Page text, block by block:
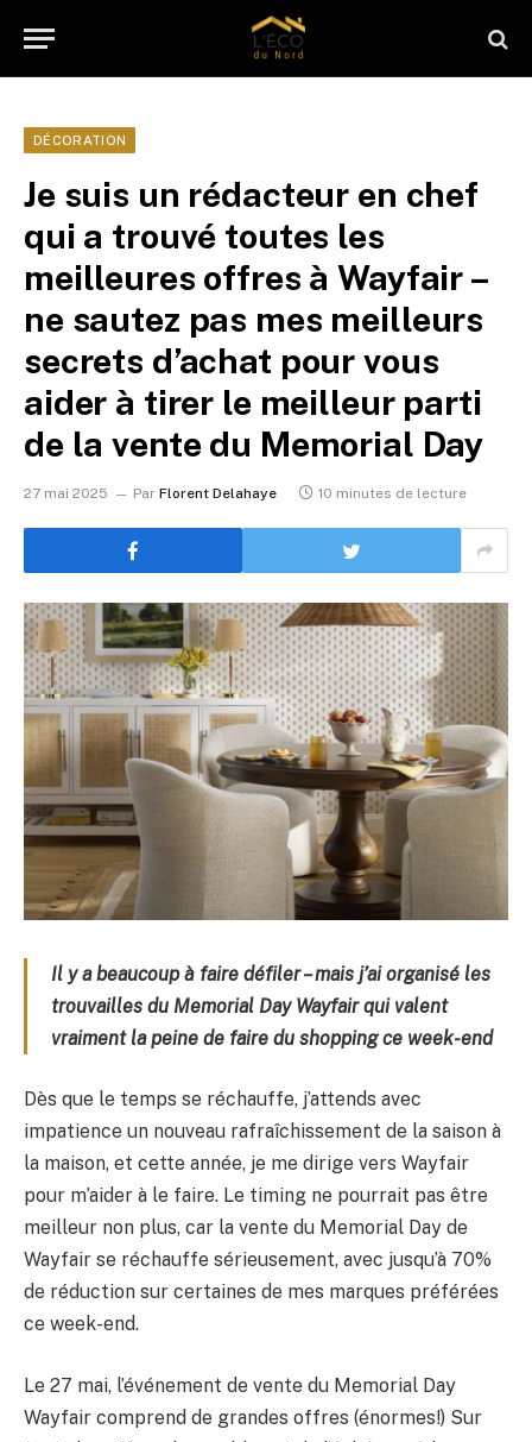
DÉCORATION
Je suis un rédacteur en chef
qui a trouvé toutes les
meilleures offres à Wayfair –
ne sautez pas mes meilleurs
secrets d’achat pour vous
aider à tirer le meilleur parti
de la vente du Memorial Day
27 mai 2025 Par Florent Delahaye 10 minutes de lecture
Il y a beaucoup à faire défiler – mais j’ai organisé les
trouvailles du Memorial Day Wayfair qui valent
vraiment la peine de faire du shopping ce week-end
Dès que le temps se réchauffe, j’attends avec
impatience un nouveau rafraîchissement de la saison à
la maison, et cette année, je me dirige vers Wayfair
pour m’aider à le faire. Le timing ne pourrait pas être
meilleur non plus, car la vente du Memorial Day de
Wayfair se réchauffe sérieusement, avec jusqu’à 70%
de réduction sur certaines de mes marques préférées
ce week-end.
Le 27 mai, l’événement de vente du Memorial Day
Wayfair comprend de grandes offres (énormes!) Sur